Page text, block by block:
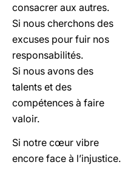
consacrer aux autres.
Si nous cherchons des
excuses pour fuir nos
responsabilités.
Si nous avons des
talents et des
compétences à faire
valoir.
Si notre cœur vibre
encore face à l’injustice.